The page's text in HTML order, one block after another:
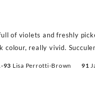
of violets and freshly
really vivid.
93 Lisa Perrotti-Brown 91